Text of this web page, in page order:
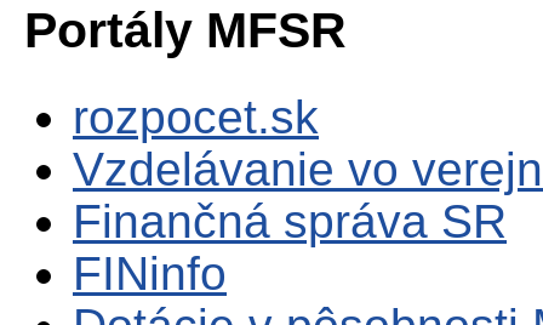
Portály MFSR
rozpocet.sk
Vzdelávanie vo
Finančná správa SR
FINinfo